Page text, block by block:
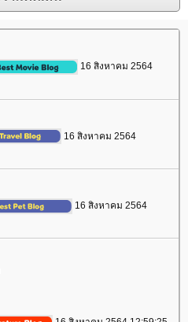
16 สิงหาคม 2564
16 สิงหาคม 2564
16 สิงหาคม 2564